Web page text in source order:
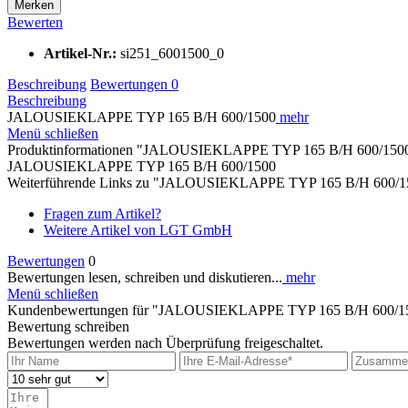
Merken
Bewerten
Artikel-Nr.: si251_6001500_0
Beschreibung Bewertungen 0
Beschreibung
JALOUSIEKLAPPE TYP 165 B/H 600/1500 mehr
Menü schließen
Produktinformationen "JALOUSIEKLAPPE TYP 165 B/H 600/
JALOUSIEKLAPPE TYP 165 B/H 600/1500
Weiterführende Links zu "JALOUSIEKLAPPE TYP 165 B/H 600/
Fragen zum Artikel?
Weitere Artikel von LGT GmbH
Bewertungen 0
Bewertungen lesen, schreiben und diskutieren... mehr
Menü schließen
Kundenbewertungen für "JALOUSIEKLAPPE TYP 165 B/H 600/
Bewertung schreiben
Bewertungen werden nach Überprüfung freigeschaltet.